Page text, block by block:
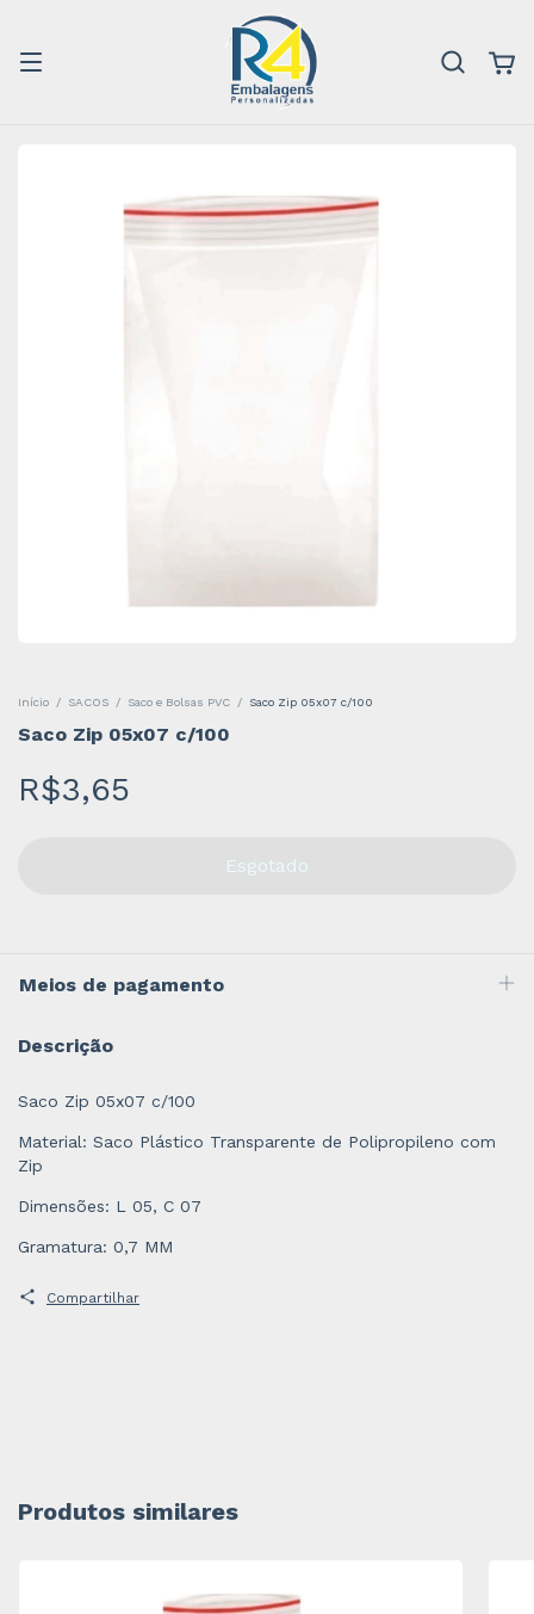
Início / SACOS / Saco e Bolsas PVC / Saco Zip 05x07 c/100
Saco Zip 05x07 c/100
R$3,65
Meios de pagamento
Descrição
Saco Zip 05x07 c/100
Material: Saco Plástico Transparente de Polipropileno com
Zip
Dimensões: L 05, C 07
Gramatura: 0,7 MM
Compartilhar
Produtos similares